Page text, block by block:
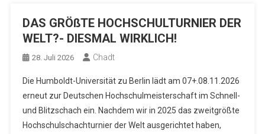
DAS GRÖßTE HOCHSCHULTURNIER DER
WELT?- DIESMAL WIRKLICH!
28. Juli 2026 Chadt
Die Humboldt-Universität zu Berlin lädt am 07+.08.11.2026
erneut zur Deutschen Hochschulmeisterschaft im Schnell-
und Blitzschach ein. Nachdem wir in 2025 das zweitgrößte
Hochschulschachturnier der Welt ausgerichtet haben,